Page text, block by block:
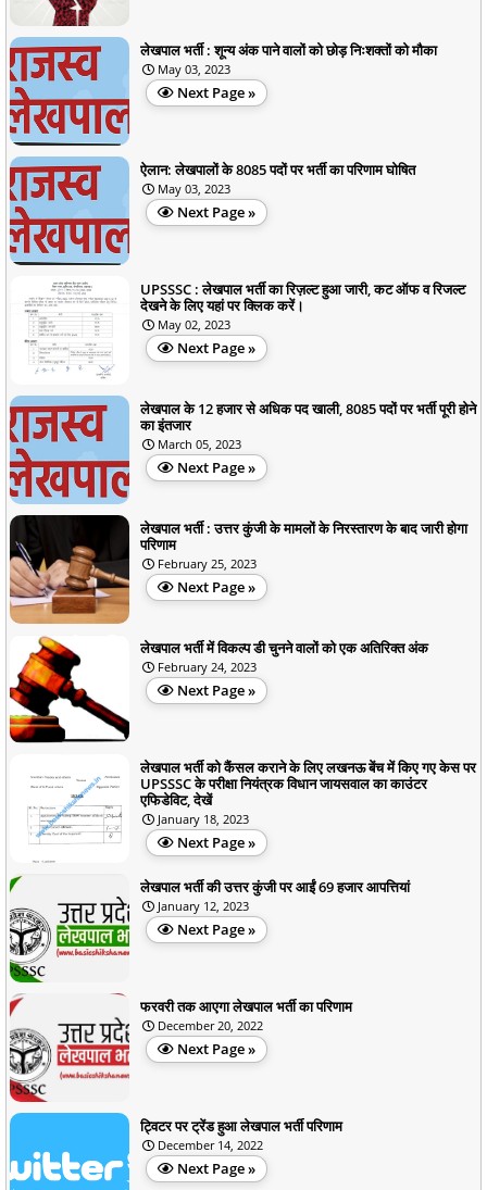
लेखपाल भर्ती : शून्य अंक पाने वालों को छोड़ निःशक्तों को मौका
May 03, 2023
Next Page »
ऐलान: लेखपालों के 8085 पदों पर भर्ती का परिणाम घोषित
May 03, 2023
Next Page »
UPSSSC : लेखपाल भर्ती का रिज़ल्ट हुआ जारी, कट ऑफ व रिजल्ट
देखने के लिए यहां पर क्लिक करें।
May 02, 2023
Next Page »
लेखपाल के 12 हजार से अधिक पद खाली, 8085 पदों पर भर्ती पूरी होने
का इंतजार
March 05, 2023
Next Page »
लेखपाल भर्ती : उत्तर कुंजी के मामलों के निरस्तारण के बाद जारी होगा
परिणाम
February 25, 2023
Next Page »
लेखपाल भर्ती में विकल्प डी चुनने वालों को एक अतिरिक्त अंक
February 24, 2023
Next Page »
लेखपाल भर्ती को कैंसल कराने के लिए लखनऊ बेंच में किए गए केस पर
UPSSSC के परीक्षा नियंत्रक विधान जायसवाल का काउंटर
एफिडेविट, देखें
January 18, 2023
Next Page »
लेखपाल भर्ती की उत्तर कुंजी पर आईं 69 हजार आपत्तियां
January 12, 2023
Next Page »
फरवरी तक आएगा लेखपाल भर्ती का परिणाम
December 20, 2022
Next Page »
ट्विटर पर ट्रेंड हुआ लेखपाल भर्ती परिणाम
December 14, 2022
Next Page »